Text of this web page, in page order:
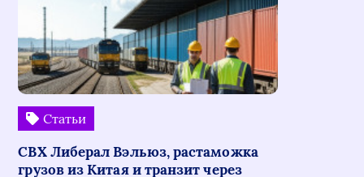
Статьи
СВХ Либерал Вэльюз, растаможка
грузов из Китая и транзит через